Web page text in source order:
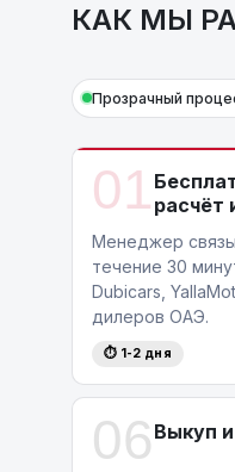
КАК МЫ
Прозрачный
01 расчёт
Менеджер
течение 30
Dubicars,
дилеров ОАЭ.
⏱ 1-2 дня
06 Выкуп